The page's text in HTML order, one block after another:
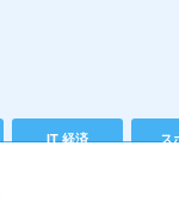
IT 経済 ス